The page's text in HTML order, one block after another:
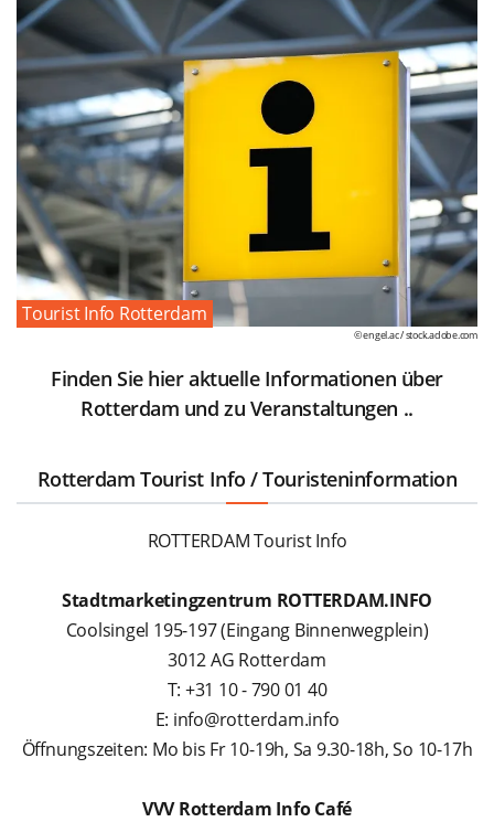
Tourist Info Rotterdam
© engel.ac /stock.adobe.com
Finden Sie hier aktuelle Informationen über
Rotterdam und zu Veranstaltungen ..
Rotterdam Tourist Info / Touristeninformation
ROTTERDAM Tourist Info
Stadtmarketingzentrum ROTTERDAM.INFO
Coolsingel 195-197 (Eingang Binnenwegplein)
3012 AG Rotterdam
T: +31 10 - 790 01 40
E: info@rotterdam.info
Öffnungszeiten: Mo bis Fr 10-19h, Sa 9.30-18h, So 10-17h
VVV Rotterdam Info Café